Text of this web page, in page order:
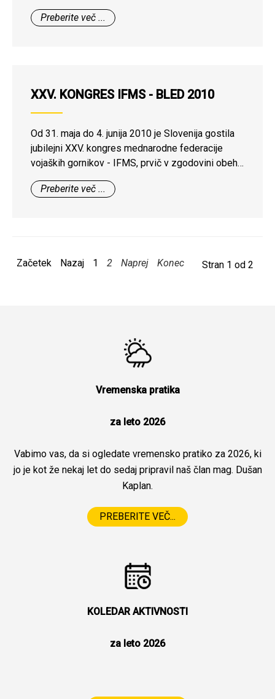
Sestanku je prisostvoval tudi generalni sekretar
IFMS brig mag. Bojan Pograjc. Pregledali in
Preberite več ...
XXV. KONGRES IFMS - BLED 2010
Od 31. maja do 4. junija 2010 je Slovenija gostila
jubilejni XXV. kongres mednarodne federacije
vojaških gornikov - IFMS, prvič v zgodovini obeh
organizacij združen z letnim srečanjem
mednarodnega združenja vojaških gorskih šol -
Preberite več ...
Stran 1 od 2
Začetek Nazaj 1 2 Naprej Konec
Vremenska pratika
za leto 2026
Vabimo vas, da si ogledate vremensko pratiko za 2026, ki
jo je kot že nekaj let do sedaj pripravil naš član mag. Dušan
Kaplan.
PREBERITE VEČ...
KOLEDAR AKTIVNOSTI
za leto 2026